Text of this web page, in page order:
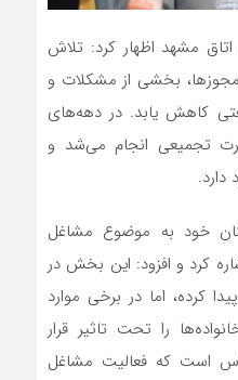
مشهد اظهار کرد: تلاش
بخشی از مشکلات و
کاهش یابد. در دهه‌های
تجمیعی انجام می‌شد و
دارد.
خود به موضوع مشاغل
کرد و افزود: این بخش در
کرده، اما در برخی موارد
را تحت تاثیر قرار
است که فعالیت مشاغل